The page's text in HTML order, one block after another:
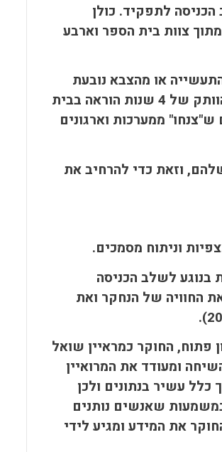
לתפקיד. כולן
צוות בית הספר וארבע
או מהצבא נובעת
מכך שחוזר מנכ"ל האחרון (משרד החינוך, חוזר מנכ"ל תשע/7, 2010) הגדיר את הוותק של 4 שנות הוראה בבית
ממערכות וארגונים
וזאת כדי להרחיב את
וניתוח מסמכים.
לשלב הכניסה
החוויה של הנחקר ואת
פתוח, החוקר כמראיין שואל
ומעודד את המרואיין
כלל עשיר בנתונים ולכן
שאנשים נותנים
את המידע ומגיע לידי